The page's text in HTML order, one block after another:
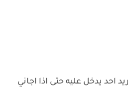
احد يدخل عليه حتى اذا اجاني